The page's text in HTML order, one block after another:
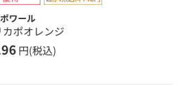
ワール
カポオレンジ
円(税込)